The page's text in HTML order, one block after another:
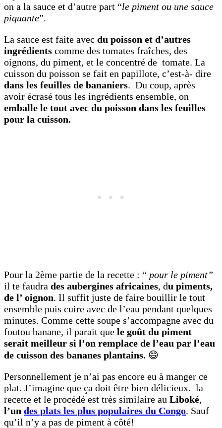
on a la sauce et d’autre part “le piment ou une sauce
piquante”.
La sauce est faite avec du poisson et d’autres
ingrédients comme des tomates fraîches, des
oignons, du piment, et le concentré de tomate. La
cuisson du poisson se fait en papillote, c’est-à- dire
dans les feuilles de bananiers. Du coup, après
avoir écrasé tous les ingrédients ensemble, on
emballe le tout avec du poisson dans les feuilles
pour la cuisson.
Pour la 2ème partie de la recette : “ pour le piment”
il te faudra des aubergines africaines, du piments,
de l’ oignon. Il suffit juste de faire bouillir le tout
ensemble puis cuire avec de l’eau pendant quelques
minutes. Comme cette soupe s’accompagne avec du
foutou banane, il parait que le goût du piment
serait meilleur si l’on remplace de l’eau par l’eau
de cuisson des bananes plantains. 😄
Personnellement je n’ai pas encore eu à manger ce
plat. J’imagine que ça doit être bien délicieux. la
recette et le procédé est très similaire au Liboké,
l’un des plats les plus populaires du Congo. Sauf
qu’il n’y a pas de piment à côté!